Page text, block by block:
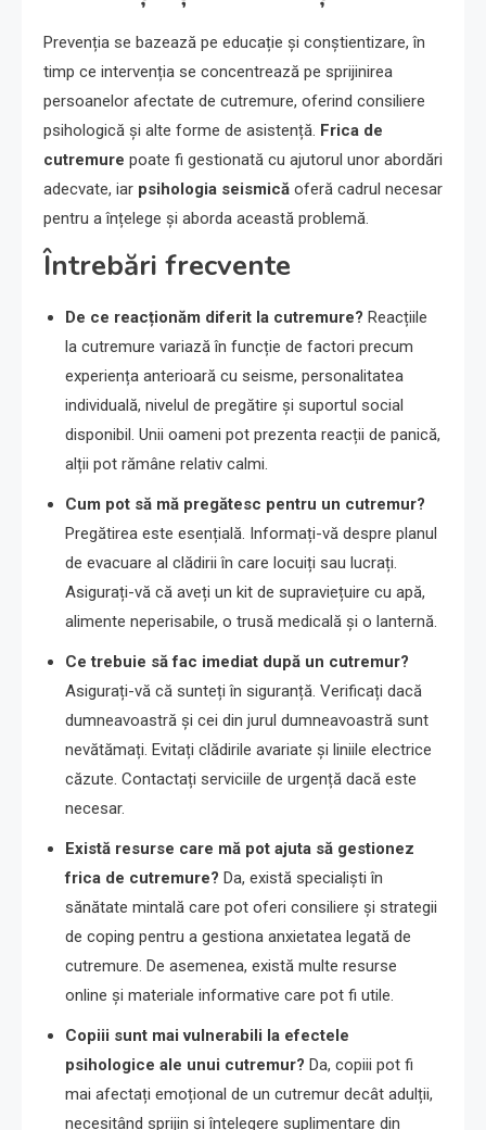
Prevenția se bazează pe educație și conștientizare, în
timp ce intervenția se concentrează pe sprijinirea
persoanelor afectate de cutremure, oferind consiliere
psihologică și alte forme de asistență. Frica de
cutremure poate fi gestionată cu ajutorul unor abordări
adecvate, iar psihologia seismică oferă cadrul necesar
pentru a înțelege și aborda această problemă.
Întrebări frecvente
De ce reacționăm diferit la cutremure? Reacțiile
la cutremure variază în funcție de factori precum
experiența anterioară cu seisme, personalitatea
individuală, nivelul de pregătire și suportul social
disponibil. Unii oameni pot prezenta reacții de panică,
alții pot rămâne relativ calmi.
Cum pot să mă pregătesc pentru un cutremur?
Pregătirea este esențială. Informați-vă despre planul
de evacuare al clădirii în care locuiți sau lucrați.
Asigurați-vă că aveți un kit de supraviețuire cu apă,
alimente neperisabile, o trusă medicală și o lanternă.
Ce trebuie să fac imediat după un cutremur?
Asigurați-vă că sunteți în siguranță. Verificați dacă
dumneavoastră și cei din jurul dumneavoastră sunt
nevătămați. Evitați clădirile avariate și liniile electrice
căzute. Contactați serviciile de urgență dacă este
necesar.
Există resurse care mă pot ajuta să gestionez
frica de cutremure? Da, există specialiști în
sănătate mintală care pot oferi consiliere și strategii
de coping pentru a gestiona anxietatea legată de
cutremure. De asemenea, există multe resurse
online și materiale informative care pot fi utile.
Copiii sunt mai vulnerabili la efectele
psihologice ale unui cutremur? Da, copiii pot fi
mai afectați emoțional de un cutremur decât adulții,
necesitând sprijin și înțelegere suplimentare din